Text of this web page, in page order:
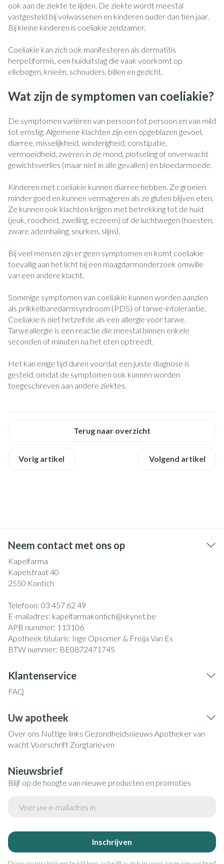
ook aan de ziekte te lijden. De ziekte wordt meestal
vastgesteld bij volwassenen en kinderen ouder dan tien jaar.
Bij kleine kinderen is coeliakie zeldzamer.
Coeliakie kan zich ook manifesteren als dermatitis
herpetiformis, een huiduitslag die vaak voorkomt op
ellebogen, knieën, schouders, billen en gezicht.
Wat zijn de symptomen van coeliakie?
De symptomen variëren van persoon tot persoon en van mild
tot ernstig. Algemene klachten zijn een opgeblazen gevoel,
diarree, misselijkheid, winderigheid, constipatie,
vermoeidheid, zweren in de mond, plotseling of onverwacht
gewichtsverlies (maar niet in alle gevallen) en bloedarmoede.
Kinderen met coeliakie kunnen diarree hebben. Ze groeien
minder goed en kunnen vermageren als ze gluten blijven eten.
Ze kunnen ook klachten krijgen met betrekking tot de huid
(jeuk, roodheid, zwelling, eczeem) of de luchtwegen (hoesten,
zware ademhaling, snurken, slijm).
Bij veel mensen zijn er geen symptomen en komt coeliakie
toevallig aan het licht bij een maagdarmonderzoek omwille
van een andere klacht.
Sommige symptomen van coeliakie kunnen worden aanzien
als prikkelbaredarmsyndroom (PDS) of tarwe-intolerantie.
Coeliakie is niet hetzelfde als een allergie voor tarwe.
Tarweallergie is een reactie die meestal binnen enkele
seconden of minuten na het eten optreedt.
Het kan enige tijd duren voordat een juiste diagnose is
gesteld, omdat de symptomen ook kunnen worden
toegeschreven aan andere ziektes.
Terug naar overzicht
Vorig artikel Volgend artikel
Neem contact met ons op
Kapelfarma
Kapelstraat 40
2550 Kontich
Telefoon: 03 457 62 49
E-mailadres: kapelfarmakontich@skynet.be
APB nummer: 113106
Apotheek titularis: Inge Opsomer & Freija Van Es
BTW nummer: BE0872471745
Klantenservice
FAQ
Uw apotheek
Over ons Nuttige links Gezondheidsnieuws Apotheker van
wachtVoorschrift Zorgtarieven
Nieuwsbrief
Blijf op de hoogte van nieuwe producten en promoties
Inschrijven